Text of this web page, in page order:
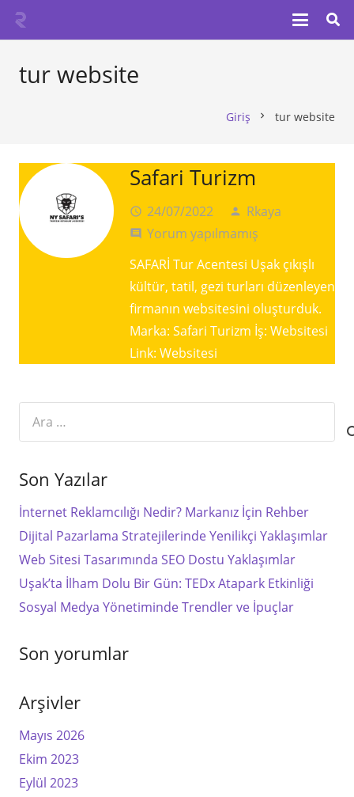
tur website
Giriş chevron_right tur website
Safari Turizm
access_time 24/07/2022 person Rkaya
comment
Yorum yapılmamış
SAFARİ Tur Acentesi Uşak çıkışlı
kültür, tatil, gezi turları düzenleyen
firmanın websitesini oluşturduk.
Marka: Safari Turizm İş: Websitesi
Link: Websitesi
Son Yazılar
İnternet Reklamcılığı Nedir? Markanız İçin Rehber
Dijital Pazarlama Stratejilerinde Yenilikçi Yaklaşımlar
Web Sitesi Tasarımında SEO Dostu Yaklaşımlar
Uşak’ta İlham Dolu Bir Gün: TEDx Atapark Etkinliği
Sosyal Medya Yönetiminde Trendler ve İpuçlar
Son yorumlar
Arşivler
Mayıs 2026
Ekim 2023
Eylül 2023